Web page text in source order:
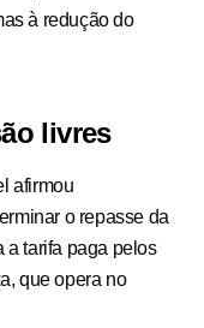
à redução do
livres
afirmou
o repasse da
a tarifa paga pelos
que opera no